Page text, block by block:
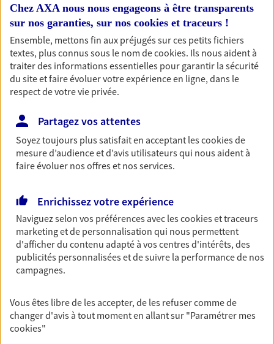
ou grande lectrice… personne n'est à l'abri d'un
accident du quotidien. Avec Ma Protection
Accident, protégez votre qualité de vie et vos
revenus.
Découvrir l'offre Garantie Accidents de la Vie
OBTENIR UN TARIF EN LIGNE
Multirisque Entreprise
Gagnez en simplicité et en sérénité avec votre
assurance multirisque entreprise. Un contrat
équipements et stocks… sans oublier votre
responsabilité civile.
Découvrir l'offre Multirisque Entreprise
DEMANDER UN DEVIS
VOIR TOUTES NOS OFFRES
Chez AXA nous nous engageons à être transparents
sur nos garanties, sur nos cookies et traceurs !
Ensemble, mettons fin aux préjugés sur ces petits fichiers
textes, plus connus sous le nom decookies. Ils nous aident à
traiter des informations essentielles pour garantir la sécurité
du site et faire évoluer votre expérience en ligne, dans le
respect de votre vie privée.
Partagez vos attentes
Soyez toujours plus satisfait en acceptant lescookiesde
mesure d’audience et d’avis utilisateurs qui nous aident à
faire évoluer nos offres et nos services.
Enrichissez votre expérience
Naviguez selon vos préférences avec lescookies et traceurs
marketing et de personnalisation qui nous permettent
d'afficher du contenu adapté à vos centres d'intérêts, des
publicités personnalisées et de suivre la performance de nos
campagnes.
Vous êtes libre de les accepter, de les refuser comme de
changer d'avis à tout moment en allant sur "Paramétrer mes
cookies"